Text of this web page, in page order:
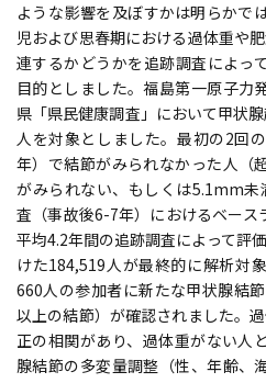
ような影響を及ぼすかは明らかで
児および思春期における過体重や
連するかどうかを追跡調査によっ
目的としました。福島第一原子力
県「県民健康調査」において甲状
人を対象としました。最初の2回
年）で結節がみられなかった人（
がみられない、もしくは5.1mm
査（事故後6-7年）におけるベース
平均4.2年間の追跡調査によって評
けた184,519人が最終的に解析対
660人の参加者に新たな甲状腺結
以上の結節）が確認されました。
正の相関があり、過体重がない人
腺結節の多変量調整（性、年齢、